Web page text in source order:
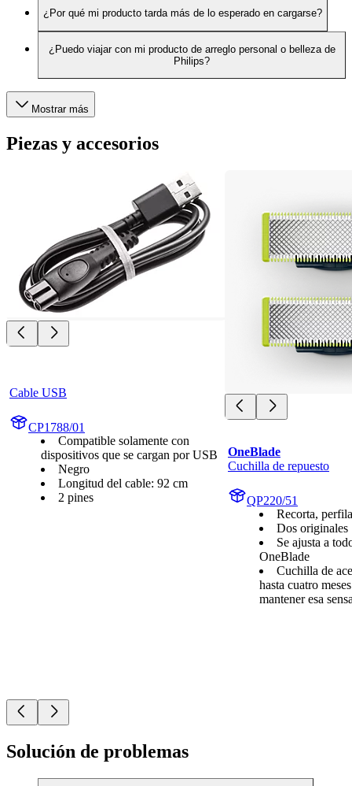
¿Por qué mi producto tarda más de lo esperado en cargarse?
¿Puedo viajar con mi producto de arreglo personal o belleza de
Philips?
Mostrar más
Piezas y accesorios
Cable USB
CP1788/01
Compatible solamente con
dispositivos que se cargan por USB
Negro
Longitud del cable: 92 cm
2 pines
OneBlade
Cuchilla de repuesto
QP220/51
Recorta,
Dos originales
Se ajusta a
OneBlade
Cuchilla de
hasta cuatro
mantener esa
Solución de problemas